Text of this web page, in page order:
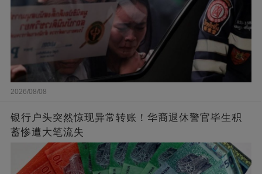
2026/08/08
银行户头突然惊现异常转账！华裔退休警官毕生积
蓄惨遭大笔流失